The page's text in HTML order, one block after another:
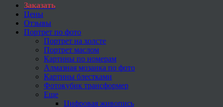
Заказать
Цены
Отзывы
Портрет по фото
Портрет на холсте
Портрет маслом
Картины по номерам
Алмазная мозаика по фото
Картины блестками
Фотокубик трансформер
Еще
Цифровая живопись